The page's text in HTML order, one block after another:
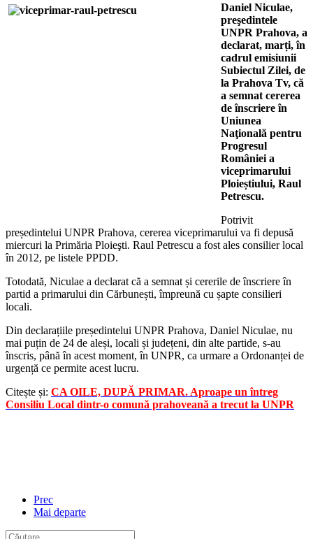
Daniel Niculae,
preşedintele
UNPR Prahova, a
declarat, marți, în
cadrul emisiunii
Subiectul Zilei, de
la Prahova Tv, că
a semnat cererea
de înscriere în
Uniunea
Naţională pentru
Progresul
României a
viceprimarului
Ploieștiului, Raul
Petrescu.
Potrivit
președintelui UNPR Prahova, cererea viceprimarului va fi depusă
miercuri la Primăria Ploieşti. Raul Petrescu a fost ales consilier local
în 2012, pe listele PPDD.
Totodată, Niculae a declarat că a semnat și cererile de înscriere în
partid a primarului din Cărbunești, împreună cu șapte consilieri
locali.
Din declarațiile președintelui UNPR Prahova, Daniel Niculae, nu
mai puțin de 24 de aleși, locali și județeni, din alte partide, s-au
înscris, până în acest moment, în UNPR, ca urmare a Ordonanței de
urgență ce permite acest lucru.
Citește și: CA OILE, DUPĂ PRIMAR. Aproape un întreg
Consiliu Local dintr-o comună prahoveană a trecut la UNPR
Prec
Mai departe